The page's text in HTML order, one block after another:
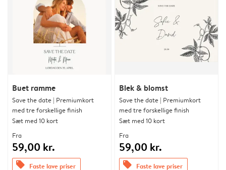
Buet ramme
Save the date | Premiumkort
med tre forskellige finish
Sæt med 10 kort
Fra
59,00 kr.
offers Faste lave priser
Blek & blomst
Save the date | Premiumkort
med tre forskellige finish
Sæt med 10 kort
Fra
59,00 kr.
offers Faste lave priser